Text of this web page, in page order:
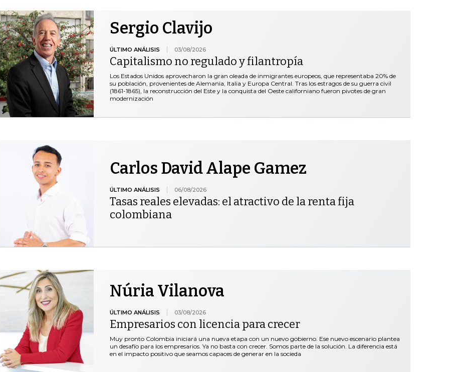
Sergio Clavijo
ÚLTIMO ANÁLISIS 03/08/2026
Capitalismo no regulado y filantropía
Los Estados Unidos aprovecharon la gran oleada de inmigrantes europeos, que representaba 20% de
su población, provenientes de Alemania, Italia y Europa Central. Tras los estragos de su guerra civil
(1861-1865), la reconstrucción del Este y la conquista del Oeste californiano fueron pivotes de gran
modernización
Carlos David Alape Gamez
ÚLTIMO ANÁLISIS 06/08/2026
Tasas reales elevadas: el atractivo de la renta fija
colombiana
Núria Vilanova
ÚLTIMO ANÁLISIS 03/08/2026
Empresarios con licencia para crecer
Muy pronto Colombia iniciará una nueva etapa con un nuevo gobierno. Ese nuevo escenario plantea
un desafío para los empresarios. Ya no basta con crecer. Somos parte de la solución. La diferencia está
en el impacto positivo que seamos capaces de generar en la socieda